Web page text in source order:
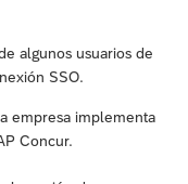
algunos usuarios de
SSO.
empresa implementa
Concur.